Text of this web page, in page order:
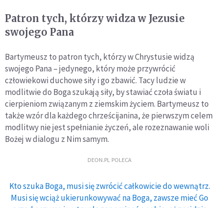
Patron tych, którzy widza w Jezusie
swojego Pana
Bartymeusz to patron tych, którzy w Chrystusie widzą
swojego Pana – jedynego, który może przywrócić
człowiekowi duchowe siły i go zbawić. Tacy ludzie w
modlitwie do Boga szukają siły, by stawiać czoła światu i
cierpieniom związanym z ziemskim życiem. Bartymeusz to
także wzór dla każdego chrześcijanina, że pierwszym celem
modlitwy nie jest spełnianie życzeń, ale rozeznawanie woli
Bożej w dialogu z Nim samym.
DEON.PL POLECA
Kto szuka Boga, musi się zwrócić całkowicie do wewnątrz.
Musi się wciąż ukierunkowywać na Boga, zawsze mieć Go